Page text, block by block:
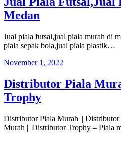
Medan
Jual piala futsal,jual piala murah di
piala sepak bola,jual piala plastik…
November 1, 2022
Distributor Piala
Trophy
Distributor Piala Murah ||
Murah || Distributor Trophy – Piala